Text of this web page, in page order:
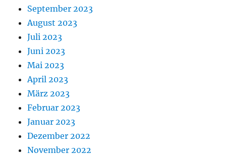
September 2023
August 2023
Juli 2023
Juni 2023
Mai 2023
April 2023
März 2023
Februar 2023
Januar 2023
Dezember 2022
November 2022